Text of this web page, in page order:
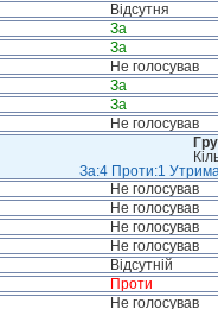
Відсутня
За
За
Не голосував
За
За
Не голосував
За:4 Проти:1
Не голосував
Не голосував
Не голосував
Не голосував
Відсутній
Проти
Не голосував